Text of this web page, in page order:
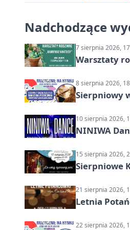
Nadchodzące
7 sierpnia 2026,
Warsztaty
8 sierpnia 2026,
Sierpniowy
10 sierpnia 2026,
NINIWA
15 sierpnia 2026,
Sierpniowe
21 sierpnia 2026,
Letnia
22 sierpnia 2026,